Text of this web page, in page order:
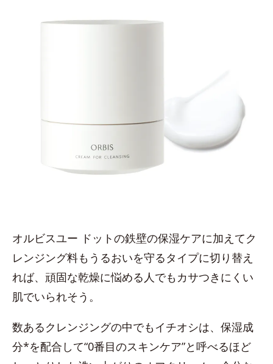
オルビスユー ドットの鉄壁の保湿ケアに加えてク
レンジング料もうるおいを守るタイプに切り替え
れば、頑固な乾燥に悩める人でもカサつきにくい
肌でいられそう。
数あるクレンジングの中でもイチオシは、保湿成
分*を配合して“0番目のスキンケア”と呼べるほど